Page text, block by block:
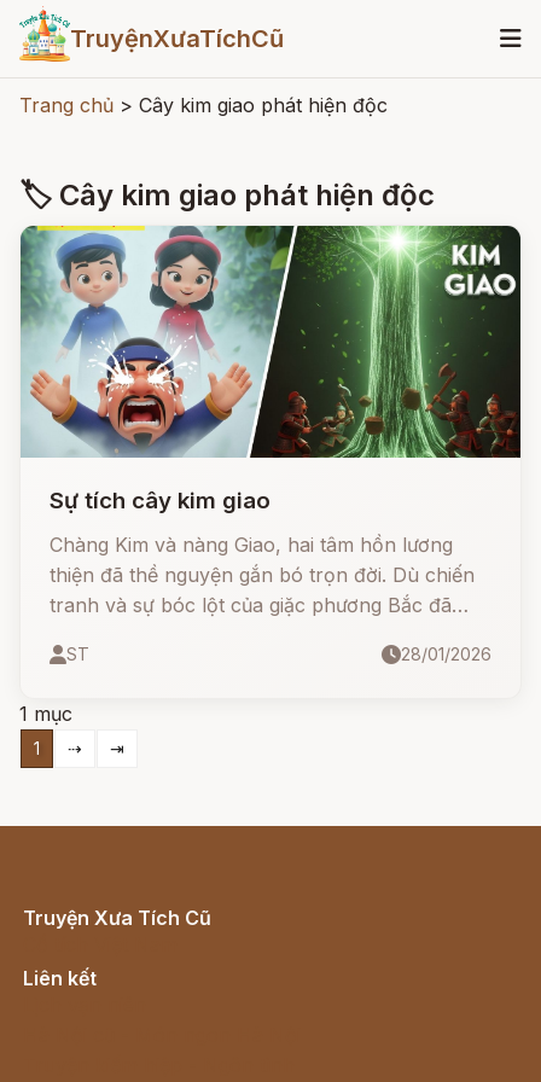
TruyệnXưaTíchCũ
Trang chủ > Cây kim giao phát hiện độc
🏷 Cây kim giao phát hiện độc
Sự tích cây kim giao
Chàng Kim và nàng Giao, hai tâm hồn lương
thiện đã thề nguyện gắn bó trọn đời. Dù chiến
tranh và sự bóc lột của giặc phương Bắc đã
hóa thân thành loài cây quý với lá xanh mặt
người, trừng trị kẻ ác
ST 28/01/2026
1 mục
1 ⇢ ⇥
Truyện Xưa Tích Cũ
Liên kết